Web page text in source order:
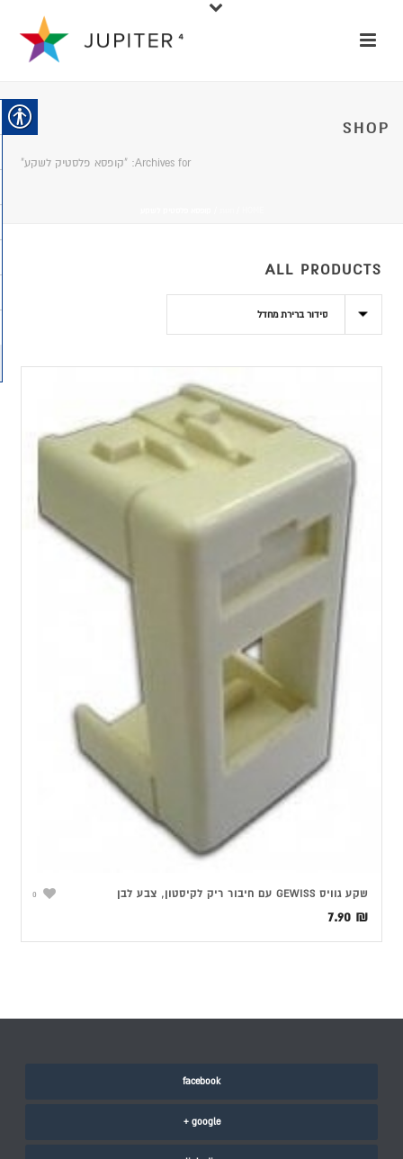
SHOP
Archives for: "קופסא פלסטיק לשקע"
ALL PRODUCTS
0 שקע גוויס GEWISS עם חיבור ריק לקיסטון, צבע לבן
7.90 ₪
facebook
google +